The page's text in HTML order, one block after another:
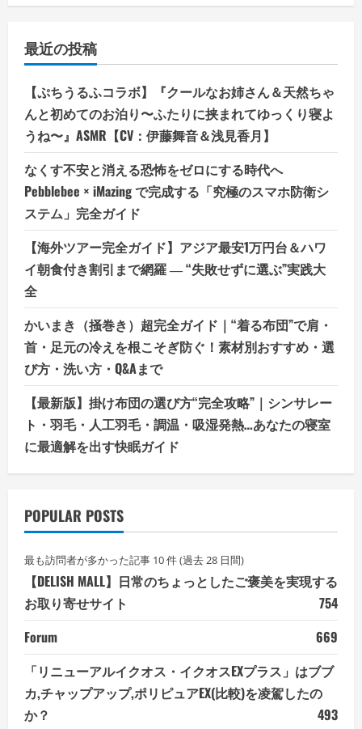
最近の投稿
【ぷちうるふコラボ】『クールなお姉さん＆天然ちゃ
んと初めてのお泊り〜ふたりに挟まれてゆっくり寝よ
うね〜』ASMR【CV：伊藤舞音＆浅見香月】
なくす不安と消える恐怖をゼロにする時代へ
Pebblebee × iMazing で完成する「究極のスマホ防衛シ
ステム」完全ガイド
【海外ツアー完全ガイド】アジア最安1万円台＆ハワ
イ朝食付き割引まで網羅 ― “失敗せずに選ぶ”実践大
全
かいまき（掻巻き）超完全ガイド｜“着る布団”で肩・
首・足元の冷えを根こそぎ防ぐ！素材別おすすめ・選
び方・洗い方・Q&Aまで
【最新版】掛け布団の選び方“完全攻略”｜シンサレー
ト・羽毛・人工羽毛・調温・吸湿発熱…あなたの寝室
に最適解を出す快眠ガイド
POPULAR POSTS
最も訪問者が多かった記事 10 件 (過去 28 日間)
【DELISH MALL】日常のちょっとしたご褒美を実現する
お取り寄せサイト
754
Forum
669
「リニューアルイクオス・イクオスEXプラス」はブブ
カ,チャップアップ,ポリピュアEX(比較)を凌駕したの
か？
493